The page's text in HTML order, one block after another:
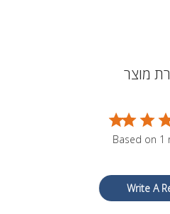
מוצר
Based on 1
Write A